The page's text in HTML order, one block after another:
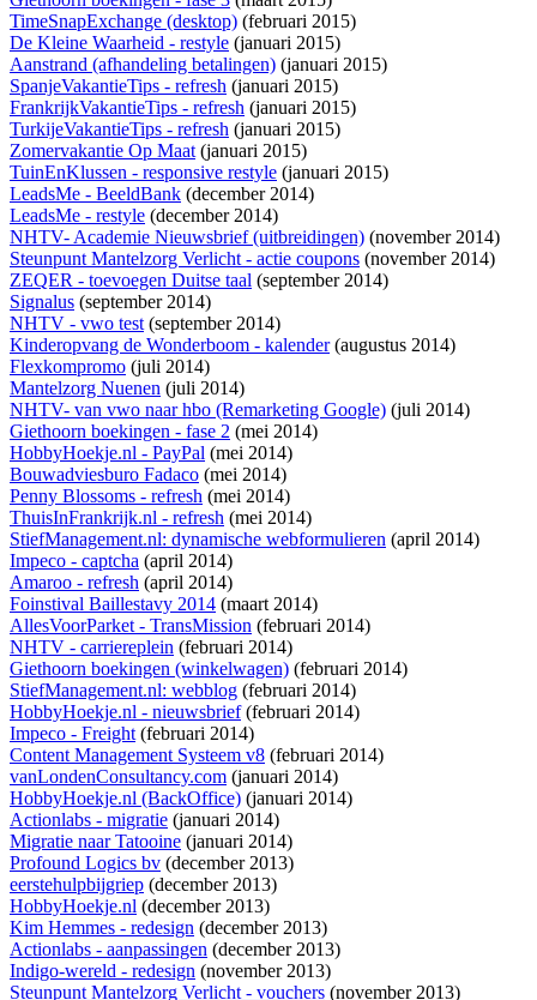
TimeSnapExchange (desktop) (februari 2015)
De Kleine Waarheid - restyle (januari 2015)
Aanstrand (afhandeling betalingen) (januari 2015)
SpanjeVakantieTips - refresh (januari 2015)
FrankrijkVakantieTips - refresh (januari 2015)
TurkijeVakantieTips - refresh (januari 2015)
Zomervakantie Op Maat(januari 2015)
TuinEnKlussen - responsive restyle (januari 2015)
LeadsMe - BeeldBank (december 2014)
LeadsMe - restyle (december 2014)
NHTV- Academie Nieuwsbrief (uitbreidingen) (november 2014)
Steunpunt Mantelzorg Verlicht - actie coupons (november 2014)
ZEQER - toevoegen Duitse taal (september 2014)
Signalus (september 2014)
NHTV - vwo test(september 2014)
Kinderopvang de Wonderboom - kalender(augustus 2014)
Flexkompromo (juli 2014)
Mantelzorg Nuenen (juli 2014)
NHTV- van vwo naar hbo (Remarketing Google) (juli 2014)
Giethoorn boekingen - fase 2 (mei 2014)
HobbyHoekje.nl - PayPal (mei 2014)
Bouwadviesburo Fadaco (mei 2014)
Penny Blossoms - refresh (mei 2014)
ThuisInFrankrijk.nl - refresh (mei 2014)
StiefManagement.nl: dynamische webformulieren (april 2014)
Impeco - captcha (april 2014)
Amaroo - refresh (april 2014)
Foinstival Baillestavy 2014 (maart 2014)
AllesVoorParket - TransMission (februari 2014)
NHTV - carriereplein (februari 2014)
Giethoorn boekingen (winkelwagen) (februari 2014)
StiefManagement.nl: webblog (februari 2014)
HobbyHoekje.nl - nieuwsbrief(februari 2014)
Impeco - Freight(februari 2014)
Content Management Systeem v8 (februari 2014)
vanLondenConsultancy.com (januari 2014)
HobbyHoekje.nl (BackOffice) (januari 2014)
Actionlabs - migratie (januari 2014)
Migratie naar Tatooine (januari 2014)
Profound Logics bv (december 2013)
eerstehulpbijgriep (december 2013)
HobbyHoekje.nl (december 2013)
Kim Hemmes - redesign (december 2013)
Actionlabs - aanpassingen (december 2013)
Indigo-wereld - redesign (november 2013)
Steunpunt Mantelzorg Verlicht - vouchers (november 2013)